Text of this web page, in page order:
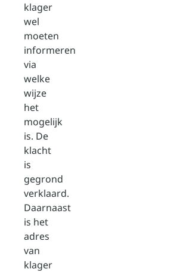
klager
wel
moeten
informeren
via
welke
wijze
het
mogelijk
is. De
klacht
is
gegrond
verklaard.
Daarnaast
is het
adres
van
klager